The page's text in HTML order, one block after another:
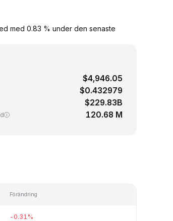
med 0.83 % under den senaste
$4,946.05
$0.432979
$229.83B
120.68 M
Förändring
-0.31%